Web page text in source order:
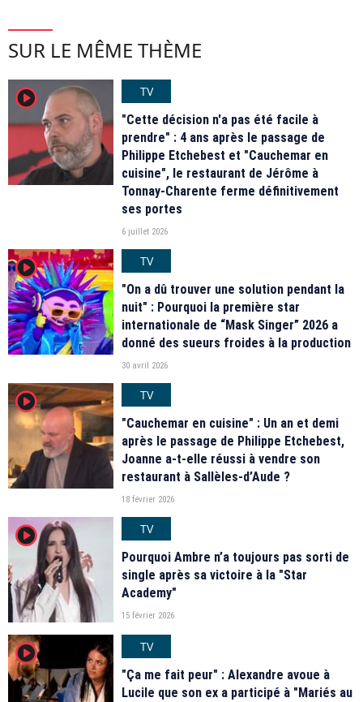
SUR LE MÊME THÈME
player2
TV
"Cette décision n'a pas été facile à
prendre" : 4 ans après le passage de
Philippe Etchebest et "Cauchemar en
cuisine", le restaurant de Jérôme à
Tonnay-Charente ferme définitivement
ses portes
6 juillet 2026
player2
TV
"On a dû trouver une solution pendant la
nuit" : Pourquoi la première star
internationale de “Mask Singer” 2026 a
donné des sueurs froides à la production
30 avril 2026
player2
TV
"Cauchemar en cuisine" : Un an et demi
après le passage de Philippe Etchebest,
Joanne a-t-elle réussi à vendre son
restaurant à Sallèles-d’Aude ?
18 février 2026
player2
TV
Pourquoi Ambre n’a toujours pas sorti de
single après sa victoire à la "Star
Academy"
15 février 2026
player2
TV
"Ça me fait peur" : Alexandre avoue à
Lucile que son ex a participé à "Mariés au